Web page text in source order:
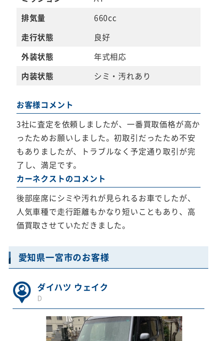
排気量
660cc
走行状態
良好
外装状態
年式相応
内装状態
シミ・汚れあり
お客様コメント
3社に査定を依頼しましたが、一番買取価格が高か
ったためお願いしました。初取引だったため不安
もありましたが、トラブルなく予定通り取引が完
了し、満足です。
カーネクストのコメント
後部座席にシミや汚れが見られるお車でしたが、
人気車種で走行距離もかなり短いこともあり、高
価買取させていただきました。
愛知県一宮市のお客様
ダイハツ ウェイク
D